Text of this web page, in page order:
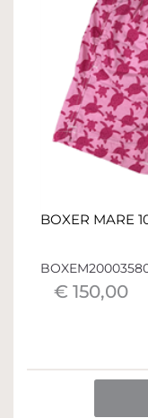
BOXER MARE
€ 150,00